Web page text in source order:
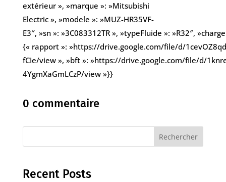
extérieur », »marque »: »Mitsubishi
Electric », »modele »: »MUZ-HR35VF-
E3″, »sn »: »3C083312TR », »typeFluide »: »R32″,
{« rapport »: »https://drive.google.com/file/d/
fCIe/view », »bft »: »https://drive.google.com/file/d/
4YgmXaGmLCzP/view »}}
0 commentaire
Rechercher
Recent Posts